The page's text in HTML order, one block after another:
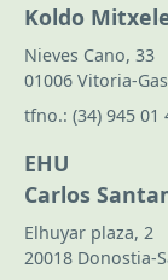
Koldo
Nieves Cano, 33
01006 Vitoria-
tfno.: (34) 945 01
EHU
Carlos
Elhuyar plaza, 2
20018 Donostia-